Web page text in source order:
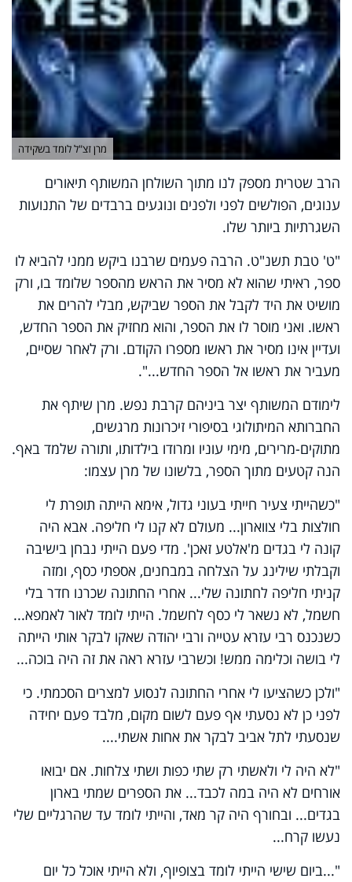
מרן זצ"ל לומד בשקידה
הרב שטרית מספק לנו מתוך השולחן המשותף תיאורים
ענוגים, הפולשים לפני ולפנים ונוגעים ברבדים של התנועות
השגרתיות ביותר שלו.
"ט' טבת תשנ"ט. הרבה פעמים שרבנו ביקש ממני להביא לו
ספר, ראיתי שהוא לא מסיר את הראש מהספר שלומד בו, ורק
מושיט את היד לקבל את הספר שביקש, מבלי להרים את
ראשו. ואני מוסר לו את הספר, והוא מחזיק את הספר החדש,
ועדיין אינו מסיר את ראשו מספרו הקודם. ורק לאחר שסיים,
מעביר את ראשו אל הספר החדש...".
לימודם המשותף יצר ביניהם קרבת נפש. מרן שיתף את
החברותא המיתולוגי בסיפורי זיכרונות מרגשים,
מתוקים-מרירים, מימי עוניו ומרודו בילדותו, ותורה שלמד באף.
הנה קטעים מתוך הספר, בלשונו של מרן עצמו:
"כשהייתי צעיר חייתי בעוני גדול, אימא הייתה תופרת לי
חולצות בלי צווארון... מעולם לא קנו לי חליפה. אבא היה
קונה לי בגדים מ'אלטע זאכן'. מדי פעם הייתי נבחן בישיבה
וקבלתי שילינג על הצלחה במבחנים, אספתי כסף, ומזה
קניתי חליפה לחתונה שלי... אחרי החתונה שכרנו חדר בלי
חשמל, לא נשאר לי כסף לחשמל. הייתי לומד לאור לאמפא...
כשנכנס רבי עזרא עטייה ורבי יהודה שאקו לבקר אותי הייתה
לי בושה וכלימה ממש! וכשרבי עזרא ראה את זה היה בוכה...
"ולכן כשהציעו לי אחרי החתונה לנסוע למצרים הסכמתי. כי
לפני כן לא נסעתי אף פעם לשום מקום, מלבד פעם יחידה
שנסעתי לתל אביב לבקר את אחות אשתי....
"לא היה לי ולאשתי רק שתי כפות ושתי צלחות. אם יבואו
אורחים לא היה במה לכבד... את הספרים שמתי בארון
בגדים... ובחורף היה קר מאד, והייתי לומד עד שהרגליים שלי
נעשו קרח...
"...ביום שישי הייתי לומד בצופיוף, ולא הייתי אוכל כל יום